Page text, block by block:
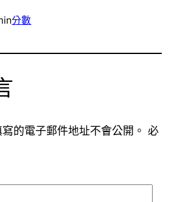
分數
的電子郵件地址不會公開。 必